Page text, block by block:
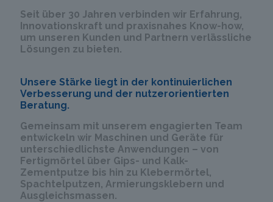
Seit über 30 Jahren verbinden wir Erfahrung,
Innovationskraft und praxisnahes Know-how,
um unseren Kunden und Partnern verlässliche
Lösungen zu bieten.
Unsere Stärke liegt in der kontinuierlichen
Verbesserung und der nutzerorientierten
Beratung.
Gemeinsam mit unserem engagierten Team
entwickeln wir Maschinen und Geräte für
unterschiedlichste Anwendungen – von
Fertigmörtel über Gips- und Kalk-
Zementputze bis hin zu Klebermörtel,
Spachtelputzen, Armierungsklebern und
Ausgleichsmassen.